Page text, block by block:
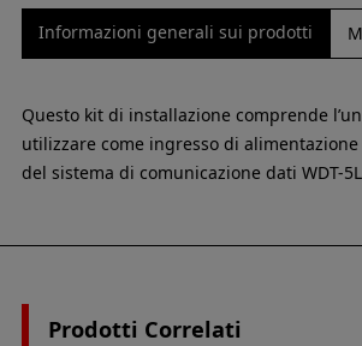
Informazioni generali sui prodotti
Questo kit di installazione comprende
utilizzare come ingresso di
del sistema di comunicazione dati WDT-
Prodotti Correlati